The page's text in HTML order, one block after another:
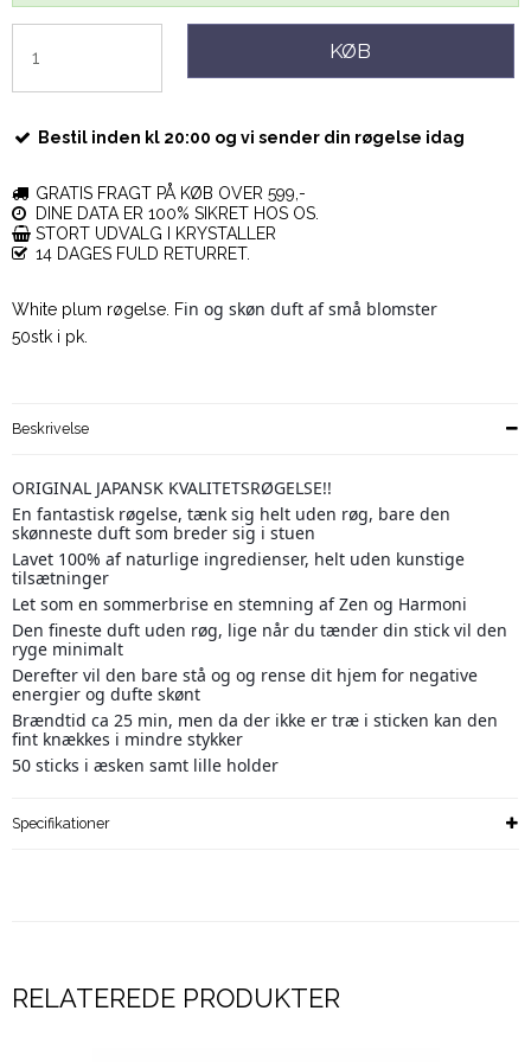
KØB
Bestil inden kl 20:00 og vi sender din røgelse idag
GRATIS FRAGT PÅ KØB OVER 599,-
DINE DATA ER 100% SIKRET HOS OS.
STORT UDVALG I KRYSTALLER
14 DAGES FULD RETURRET.
White plum røgelse. Fin og skøn duft af små blomster
50stk i pk.
Beskrivelse
ORIGINAL JAPANSK KVALITETSRØGELSE!!
En fantastisk røgelse, tænk sig helt uden røg, bare den
skønneste duft som breder sig i stuen
Lavet 100% af naturlige ingredienser, helt uden kunstige
tilsætninger
Let som en sommerbrise en stemning af Zen og Harmoni
Den fineste duft uden røg, lige når du tænder din stick vil den
ryge minimalt
Derefter vil den bare stå og og rense dit hjem for negative
energier og dufte skønt
Brændtid ca 25 min, men da der ikke er træ i sticken kan den
fint knækkes i mindre stykker
50 sticks i æsken samt lille holder
Specifikationer
RELATEREDE PRODUKTER